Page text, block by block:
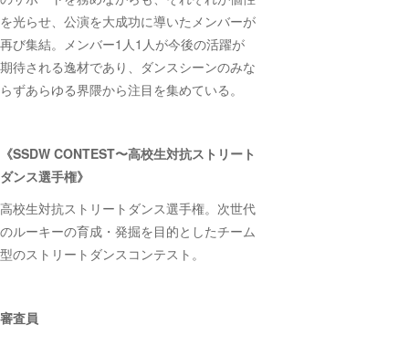
を光らせ、公演を大成功に導いたメンバーが
再び集結。メンバー1人1人が今後の活躍が
期待される逸材であり、ダンスシーンのみな
らずあらゆる界隈から注目を集めている。
《SSDW CONTEST〜高校生対抗ストリート
ダンス選手権》
高校生対抗ストリートダンス選手権。次世代
のルーキーの育成・発掘を目的としたチーム
型のストリートダンスコンテスト。
審査員